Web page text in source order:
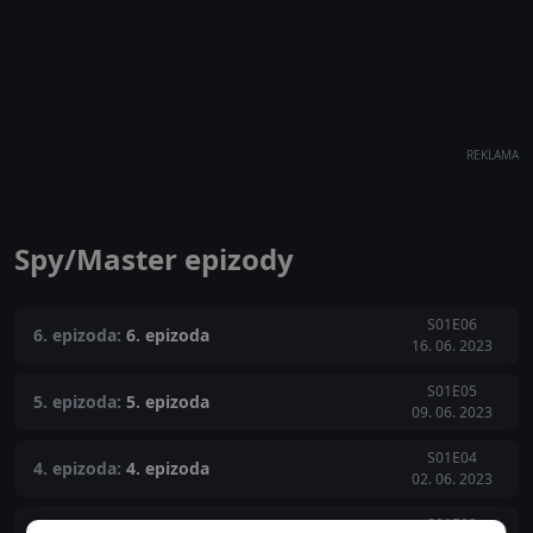
REKLAMA
Spy/Master epizody
6. epizoda: 6. epizoda
S01E06
16. 06. 2023
5. epizoda: 5. epizoda
S01E05
09. 06. 2023
4. epizoda: 4. epizoda
S01E04
02. 06. 2023
S01E03